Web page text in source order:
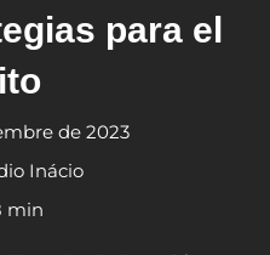
para el
de 2023
Inácio
min